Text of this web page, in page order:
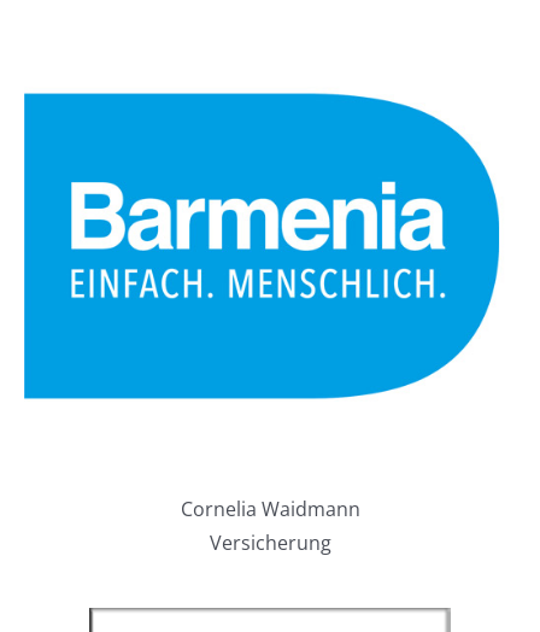
Cornelia Waidmann
Versicherung